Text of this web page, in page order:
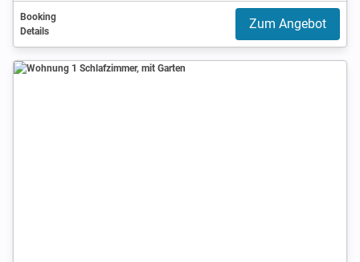
Booking
Details
Zum Angebot